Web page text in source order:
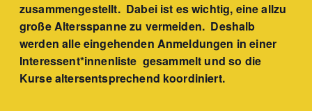
zusammengestellt. Dabei ist es wichtig, eine allzu
große Altersspanne zu vermeiden. Deshalb
werden alle eingehenden Anmeldungen in einer
Interessent*innenliste gesammelt und so die
Kurse altersentsprechend koordiniert.